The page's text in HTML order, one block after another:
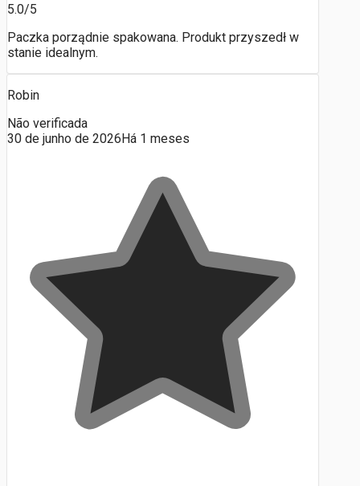
5.0/5
Paczka porządnie spakowana. Produkt przyszedł w
stanie idealnym.
Robin
Não verificada
30 de junho de 2026Há 1 meses